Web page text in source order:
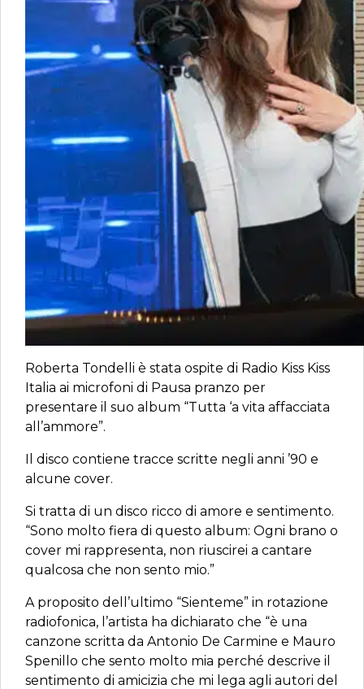
Roberta Tondelli è stata ospite di Radio Kiss Kiss
Italia ai microfoni di Pausa pranzo per
presentare il suo album “Tutta ‘a vita affacciata
all’ammore”.
Il disco contiene tracce scritte negli anni ’90 e
alcune cover.
Si tratta di un disco ricco di amore e sentimento.
“Sono molto fiera di questo album: Ogni brano o
cover mi rappresenta, non riuscirei a cantare
qualcosa che non sento mio.”
A proposito dell’ultimo “Sienteme” in rotazione
radiofonica, l’artista ha dichiarato che “è una
canzone scritta da Antonio De Carmine e Mauro
Spenillo che sento molto mia perché descrive il
sentimento di amicizia che mi lega agli autori del